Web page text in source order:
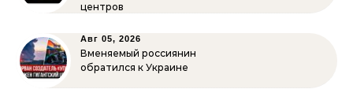
центров
Авг 05, 2026
Вменяемый россиянин
обратился к Украине